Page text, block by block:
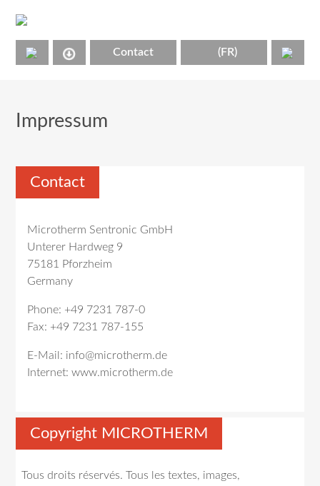
Contact (FR)
Impressum
Contact
Microtherm Sentronic GmbH
Unterer Hardweg 9
75181 Pforzheim
Germany
Phone: +49 7231 787-0
Fax: +49 7231 787-155
E-Mail: info@microtherm.de
Internet: www.microtherm.de
Copyright MICROTHERM
Tous droits réservés. Tous les textes, images,